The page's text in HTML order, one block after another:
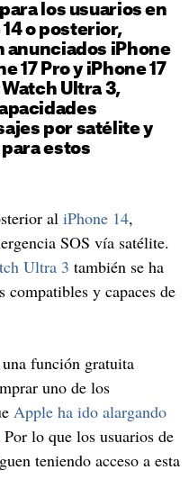
los usuarios en
o posterior,
anunciados iPhone
17 Pro y iPhone 17
Watch Ultra 3,
por satélite y
estos
al iPhone 14,
SOS vía satélite.
Ultra 3 también se ha
y capaces de
función gratuita
uno de los
Apple ha ido alargando
lo que los usuarios de
teniendo acceso a esta